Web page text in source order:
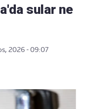
sular ne
2026 - 09:07